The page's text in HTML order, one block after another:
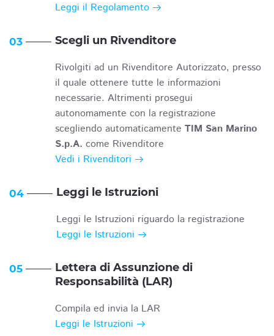
Leggi il Regolamento
03 Scegli un Rivenditore
Rivolgiti ad un Rivenditore Autorizzato, presso
il quale ottenere tutte le informazioni
necessarie. Altrimenti prosegui
autonomamente con la registrazione
scegliendo automaticamente TIM San Marino
S.p.A. come Rivenditore
Vedi i Rivenditori
04 Leggi le Istruzioni
Leggi le Istruzioni riguardo la registrazione
Leggi le Istruzioni
05
Lettera di Assunzione di
Responsabilità (LAR)
Compila ed invia la LAR
Leggi le Istruzioni